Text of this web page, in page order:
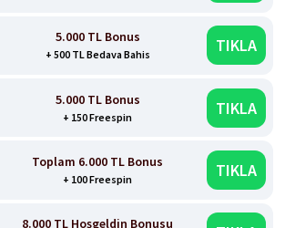
5.000 TL Bonus
+ 500 TL Bedava Bahis TIKLA
5.000 TL Bonus
+ 150 Freespin TIKLA
Toplam 6.000 TL Bonus
+ 100 Freespin TIKLA
8.000 TL Hoşgeldin Bonusu